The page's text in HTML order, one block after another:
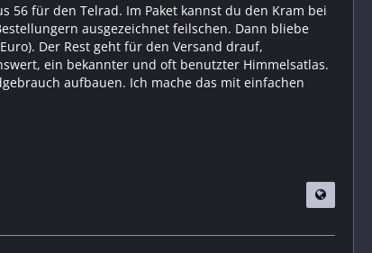
56 für den Telrad. Im Paket kannst du den Kram bei
ausgezeichnet feilschen. Dann bliebe
Der Rest geht für den Versand drauf,
ein bekannter und oft benutzter Himmelsatlas.
aufbauen. Ich mache das mit einfachen